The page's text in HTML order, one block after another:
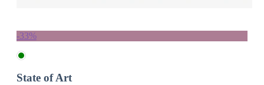
-33%
State of Art